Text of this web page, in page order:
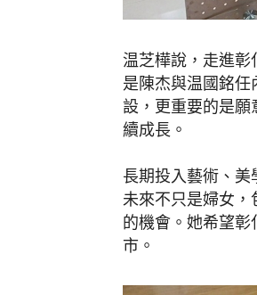
温芝樺說，走進
是陳杰與温國銘
設，更重要的是
續成長。
長期投入藝術、美
未來不只是婦女
的機會。她希望
市。